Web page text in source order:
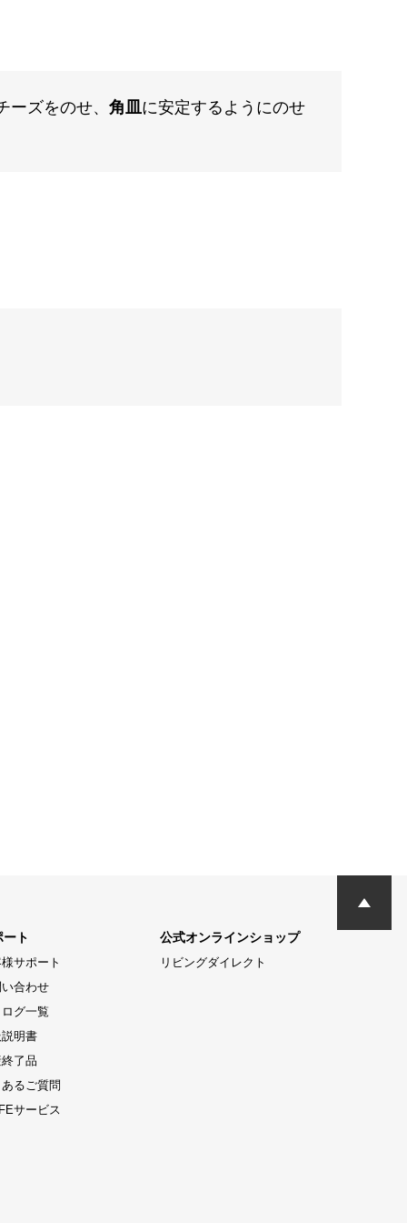
ズをのせ、 角皿に安定するようにのせ
ート
サポート
合わせ
グ一覧
明書
了品
るご質問
サービス
公式オンラインショップ
リビングダイレクト